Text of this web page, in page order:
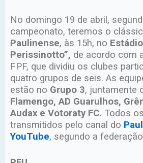
No domingo 19 de abril,
campeonato, teremos o
Paulinense, às 15h, no
Perissinotto”, de acordo com
FPF, que dividiu os clubes
quatro grupos de seis. As
estão no Grupo 3, juntamente
Flamengo, AD Guarulhos,
Audax e Votoraty FC. Todos
transmitidos pelo canal do
YouTube, segundo a